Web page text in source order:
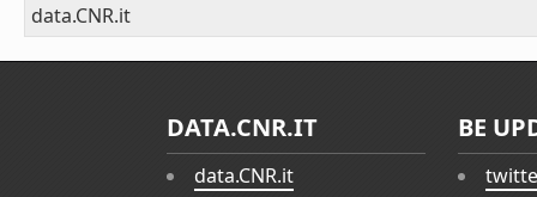
data.CNR.it
DATA.CNR.IT
data.CNR.it
BE